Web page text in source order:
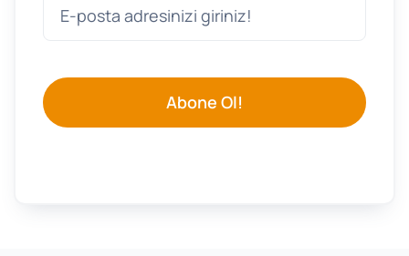
Abone Ol!